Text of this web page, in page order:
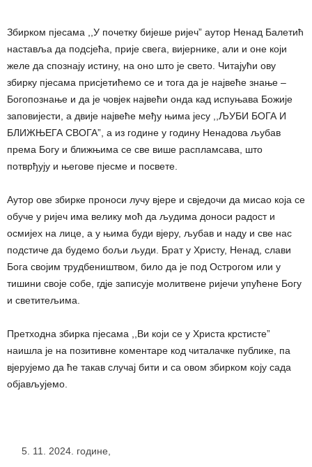
Збирком пјесама ,,У почетку бијеше ријеч” аутор Ненад Балетић
наставља да подсјећа, прије свега, вијернике, али и оне који
желе да спознају истину, на оно што је свето. Читајући ову
збирку пјесама присјетићемо се и тога да је највеће знање –
Богопознање и да је човјек највећи онда кад испуњава Божије
заповијести, а двије највеће међу њима јесу ,,ЉУБИ БОГА И
БЛИЖЊЕГА СВОГА”, а из године у годину Ненадова љубав
према Богу и ближњима се све више распламсава, што
потврђују и његове пјесме и посвете.
Аутор ове збирке проноси лучу вјере и свједочи да мисао која се
обуче у ријеч има велику моћ да људима доноси радост и
осмијех на лице, а у њима буди вјеру, љубав и наду и све нас
подстиче да будемо бољи људи. Брат у Христу, Ненад, слави
Бога својим трудбеништвом, било да је под Острогом или у
тишини своје собе, гдје записује молитвене ријечи упућене Богу
и светитељима.
Претходна збирка пјесама ,,Ви који се у Христа крстисте”
наишла је на позитивне коментаре код читалачке публике, па
вјерујемо да ће такав случај бити и са овом збирком коју сада
објављујемо.
11. 2024. године,